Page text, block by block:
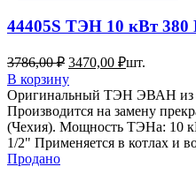
44405S ТЭН 10 кВт
3786,00₽ Первоначальная
цена
составляла
3786,00 ₽.
3470,00 ₽Текущая
3470,00 ₽.
шт.
В корзину
Оригинальный ТЭН ЭВАН из
Производится на замену
(Чехия). Мощность ТЭНа: 10
1/2" Применяется в котлах и
Продано